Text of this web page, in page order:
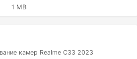
1 MB
камер Realme C33 2023